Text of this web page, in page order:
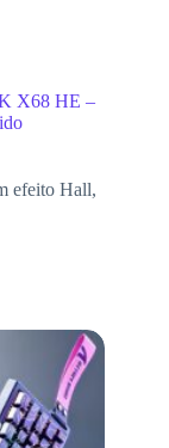
X68 HE –
efeito Hall,